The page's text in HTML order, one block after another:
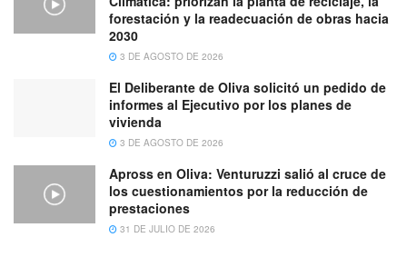
forestación y la readecuación de obras hacia
2030
3 DE AGOSTO DE 2026
El Deliberante de Oliva solicitó un pedido de
informes al Ejecutivo por los planes de
vivienda
3 DE AGOSTO DE 2026
Apross en Oliva: Venturuzzi salió al cruce de
los cuestionamientos por la reducción de
prestaciones
31 DE JULIO DE 2026